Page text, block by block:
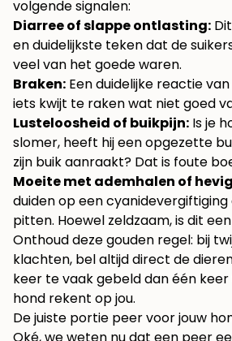
volgende signalen:
Diarree of slappe ontlasting:
en duidelijkste teken dat de
veel van het goede waren.
Braken: Een duidelijke reactie
iets kwijt te raken wat niet goed
Lusteloosheid of buikpijn: Is je
slomer, heeft hij een opgezette
zijn buik aanraakt? Dat is foute
Moeite met ademhalen of
duiden op een
pitten. Hoewel zeldzaam, is dit
Onthoud deze gouden regel: bij
klachten, bel altijd direct de
keer te vaak gebeld dan één keer
hond rekent op jou.
De juiste portie peer voor jouw